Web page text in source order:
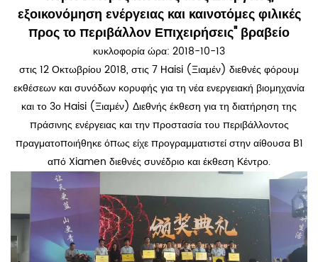
εξοικονόμηση ενέργειας και καινοτόμες φιλικές
προς το περιβάλλον Επιχειρήσεις" βραβείο
κυκλοφορία ώρα: 2018-10-13
στις 12 Οκτωβρίου 2018, στις 7 Haisi (Ξιαμέν) διεθνές φόρουμ
εκθέσεων και συνόδων κορυφής για τη νέα ενεργειακή βιομηχανία
και το 3ο Haisi (Ξιαμέν) Διεθνής έκθεση για τη διατήρηση της
πράσινης ενέργειας και την προστασία του περιβάλλοντος
πραγματοποιήθηκε όπως είχε προγραμματιστεί στην αίθουσα B1
από Xiamen διεθνές συνέδριο και έκθεση Κέντρο.